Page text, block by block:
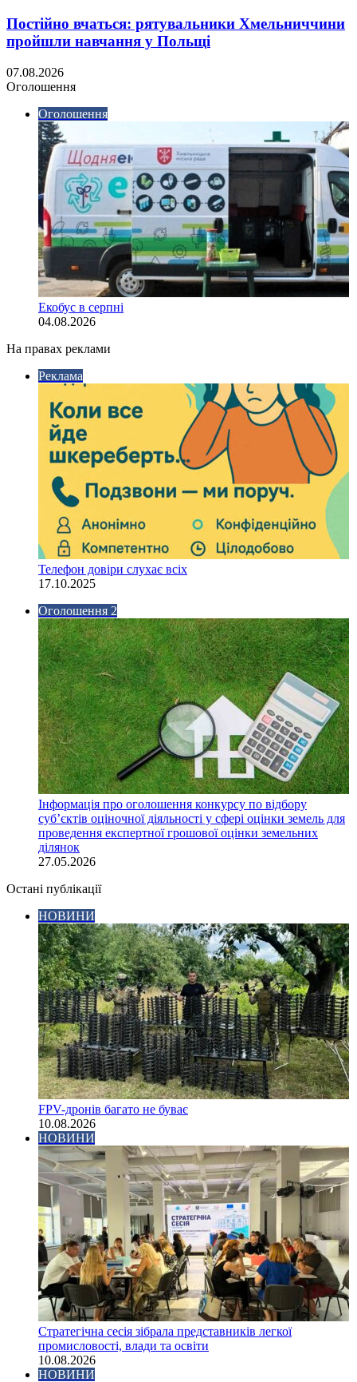
Постійно вчаться: рятувальники Хмельниччини
пройшли навчання у Польщі
07.08.2026
Оголошення
Оголошення
Екобус в серпні
04.08.2026
На правах реклами
Реклама
Телефон довіри слухає всіх
17.10.2025
Оголошення 2
Інформація про оголошення конкурсу по відбору
суб’єктів оціночної діяльності у сфері оцінки земель для
проведення експертної грошової оцінки земельних
ділянок
27.05.2026
Остані публікації
НОВИНИ
FPV-дронів багато не буває
10.08.2026
НОВИНИ
Стратегічна сесія зібрала представників легкої
промисловості, влади та освіти
10.08.2026
НОВИНИ